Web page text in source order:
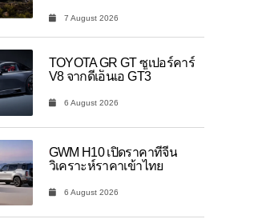
7 August 2026
TOYOTA GR GT ซูเปอร์คาร์
V8 จากดีเอ็นเอ GT3
6 August 2026
GWM H10 เปิดราคาที่จีน
วิเคราะห์ราคาเข้าไทย
6 August 2026